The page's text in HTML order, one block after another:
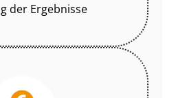
der Ergebnisse